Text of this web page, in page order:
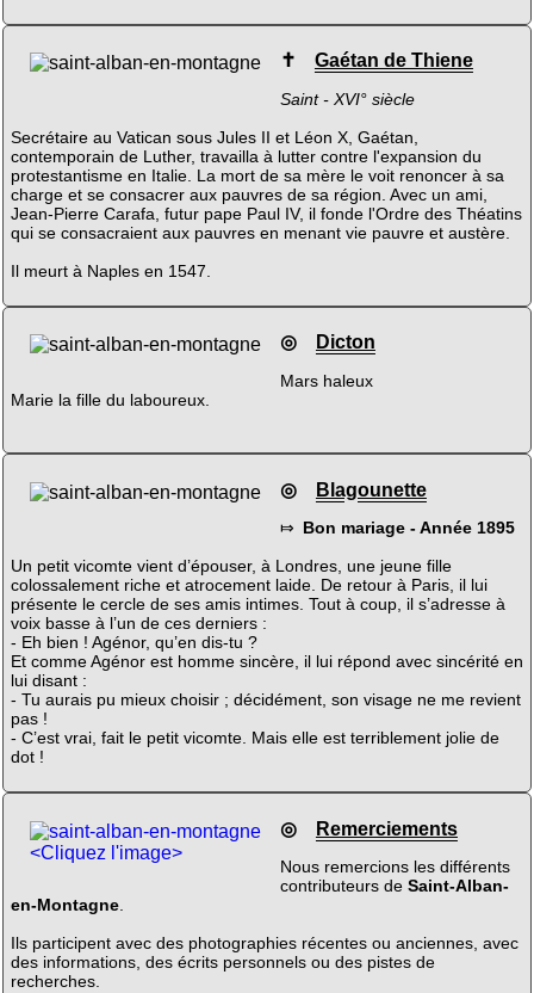
✝ Gaétan de Thiene
Saint - XVI° siècle
Secrétaire au Vatican sous Jules II et Léon X, Gaétan,
contemporain de Luther, travailla à lutter contre l'expansion du
protestantisme en Italie. La mort de sa mère le voit renoncer à sa
charge et se consacrer aux pauvres de sa région. Avec un ami,
Jean-Pierre Carafa, futur pape Paul IV, il fonde l'Ordre des Théatins
qui se consacraient aux pauvres en menant vie pauvre et austère.
Il meurt à Naples en 1547.
◎ Dicton
Mars haleux
Marie la fille du laboureux.
◎ Blagounette
⤇ Bon mariage - Année 1895
Un petit vicomte vient d’épouser, à Londres, une jeune fille
colossalement riche et atrocement laide. De retour à Paris, il lui
présente le cercle de ses amis intimes. Tout à coup, il s’adresse à
voix basse à l’un de ces derniers :
- Eh bien ! Agénor, qu’en dis-tu ?
Et comme Agénor est homme sincère, il lui répond avec sincérité en
lui disant :
- Tu aurais pu mieux choisir ; décidément, son visage ne me revient
pas !
- C’est vrai, fait le petit vicomte. Mais elle est terriblement jolie de
dot !
<Cliquez l'image>
◎ Remerciements
Nous remercions les différents
contributeurs de Saint-Alban-
en-Montagne.
Ils participent avec des photographies récentes ou anciennes, avec
des informations, des écrits personnels ou des pistes de
recherches.